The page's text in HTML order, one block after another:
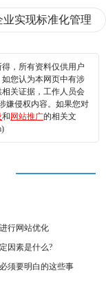
实现标准化管理
，所有资料仅供用户
您认为本网页中有涉
关证据，工作人员会
嫌侵权内容。如果您对
和 网站推广的相关文
行网站优化
因素是什么?
须要明白的这些事